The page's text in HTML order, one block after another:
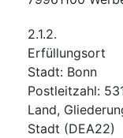
2.1.2.
Erfüllungsort
Stadt: Bonn
Postleitzahl:
Land,
Stadt (DEA22)